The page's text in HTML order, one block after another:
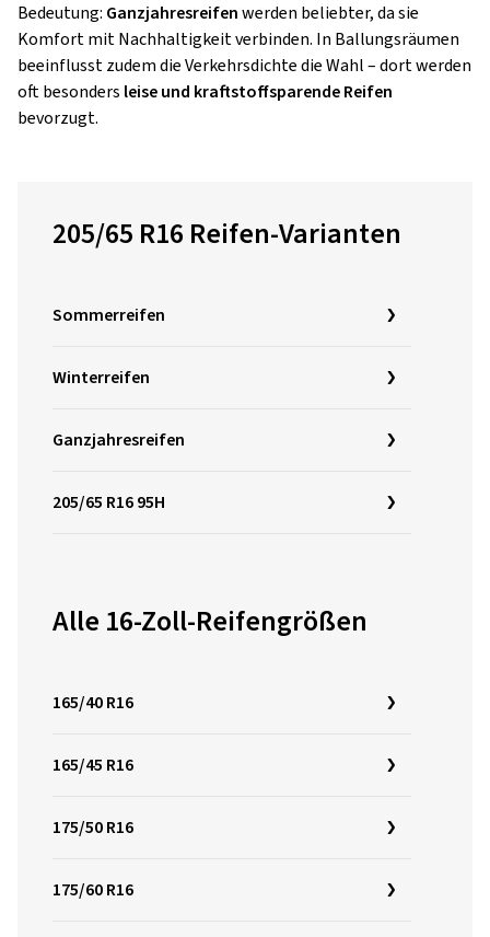
Bedeutung: Ganzjahresreifenwerden beliebter, da sie
Komfort mit Nachhaltigkeit verbinden. In Ballungsräumen
beeinflusst zudem die Verkehrsdichte die Wahl – dort werden
oft besonders leise und kraftstoffsparende Reifen
bevorzugt.
205/65 R16 Reifen-Varianten
Sommerreifen
Winterreifen
Ganzjahresreifen
205/65 R16 95H
Alle 16-Zoll-Reifengrößen
165/40 R16
165/45 R16
175/50 R16
175/60 R16